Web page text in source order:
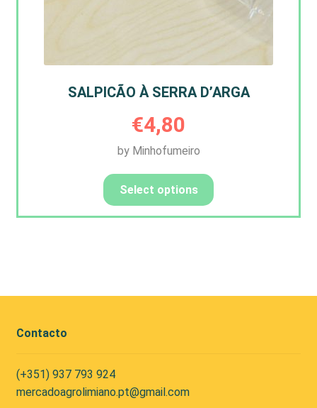
SALPICÃO À SERRA D’ARGA
€4,80
by Minhofumeiro
Select options
Contacto
(+351) 937 793 924
mercadoagrolimiano.pt@gmail.com